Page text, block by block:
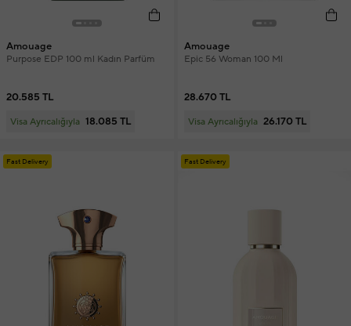
Amouage
Purpose EDP 100 ml Kadın Parfüm
20.585 TL
Visa Ayrıcalığıyla 18.085 TL
Amouage
Epic 56 Woman 100 Ml
28.670 TL
Visa Ayrıcalığıyla 26.170 TL
Fast Delivery Fast Delivery